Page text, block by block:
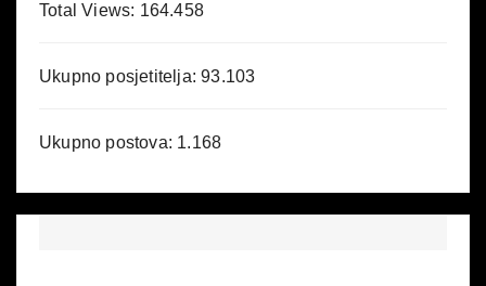
Total Views: 164.458
Ukupno posjetitelja:93.103
Ukupno postova: 1.168